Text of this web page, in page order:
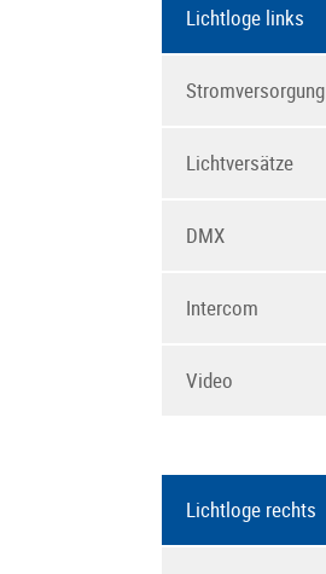
Lichtloge links
Stromversorgung
Lichtversätze
DMX
Intercom
Video
Lichtloge rechts